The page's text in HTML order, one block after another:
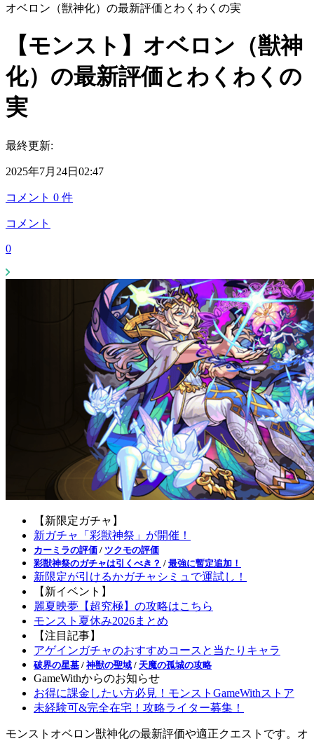
オベロン（獣神化）の最新評価とわくわくの実
【モンスト】オベロン（獣神
化）の最新評価とわくわくの
実
最終更新:
2025年7月24日02:47
コメント 0 件
コメント
0
【新限定ガチャ】
新ガチャ「彩獣神祭」が開催！
カーミラの評価 / ツクモの評価
彩獣神祭のガチャは引くべき？ / 最強に暫定追加！
新限定が引けるかガチャシミュで運試し！
【新イベント】
麗夏映夢【超究極】の攻略はこちら
モンスト夏休み2026まとめ
【注目記事】
アゲインガチャのおすすめコースと当たりキャラ
破界の星墓 / 神獣の聖域 / 天魔の孤城の攻略
GameWithからのお知らせ
お得に課金したい方必見！モンストGameWithストア
未経験可&完全在宅！攻略ライター募集！
モンストオベロン獣神化の最新評価や適正クエストです。オ